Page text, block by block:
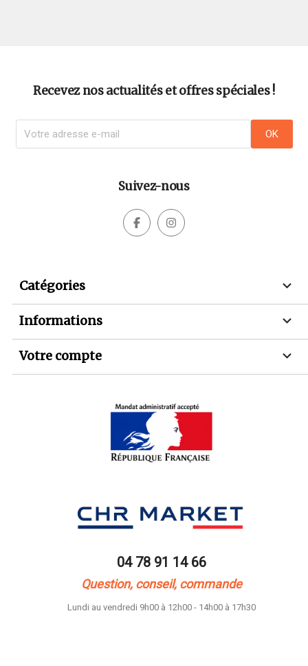
Recevez nos actualités et offres spéciales !
Suivez-nous
 
Catégories 
Informations 
Votre compte 
04 78 91 14 66
Question, conseil, commande
Lundi au vendredi 9h00 à 12h00 - 14h00 à 17h30